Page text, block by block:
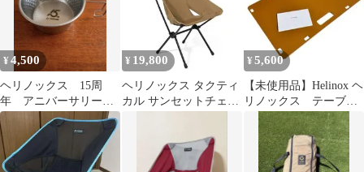
¥4,500
ヘリノックス 15周
年 アニバーサリー
エンドシェラカップ
¥ 19,800
ヘリノックス タクティ
カル サンセットチェア
¥ 5,600
【未使用品】Helinox ヘ
リノックス テーブル
ワン ソリッドトッ
プ コヨーテ